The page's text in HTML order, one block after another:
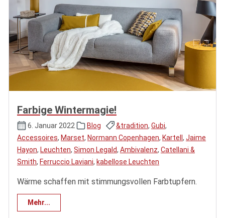
Farbige Wintermagie!
6. Januar 2022 Blog &tradition, Gubi,
Accessoires, Marset, Normann Copenhagen, Kartell , Jaime
Hayon, Leuchten, Simon Legald, Ambivalenz, Catellani &
Smith, Ferruccio Laviani, kabellose Leuchten
Wärme schaffen mit stimmungsvollen Farbtupfern.
Mehr...